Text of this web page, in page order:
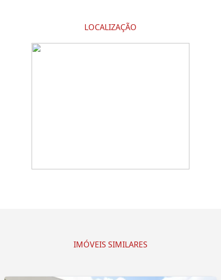
LOCALIZAÇÃO
IMÓVEIS SIMILARES